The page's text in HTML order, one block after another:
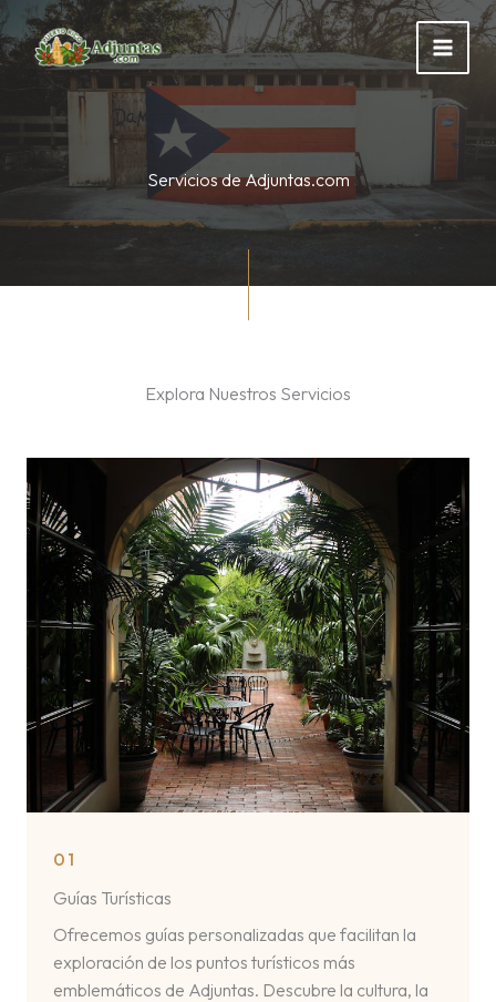
Skip
to
content
Servicios de Adjuntas.com
Explora Nuestros Servicios
01
Guías Turísticas
Ofrecemos guías personalizadas que facilitan la
exploración de los puntos turísticos más
emblemáticos de Adjuntas. Descubre la cultura, la